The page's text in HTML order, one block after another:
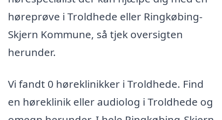
høreprøve i Troldhede eller Ringkøbing-
Skjern Kommune, så tjek oversigten
herunder.
Vi fandt 0 høreklinikker i Troldhede. Find
en høreklinik eller audiolog i Troldhede og